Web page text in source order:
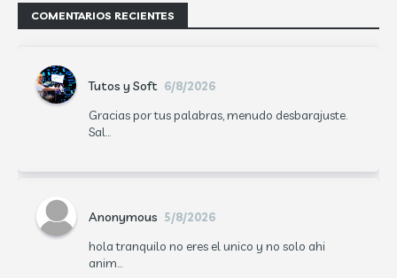
COMENTARIOS RECIENTES
Tutos y Soft 6/8/2026
Gracias por tus palabras, menudo desbarajuste.
Sal...
Anonymous 5/8/2026
hola tranquilo no eres el unico y no solo ahi
anim...